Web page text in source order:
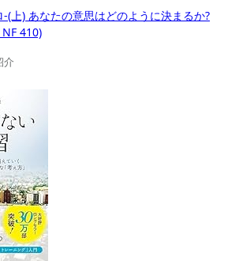
(上) あなたの意思はどのように決まるか?
410)
介